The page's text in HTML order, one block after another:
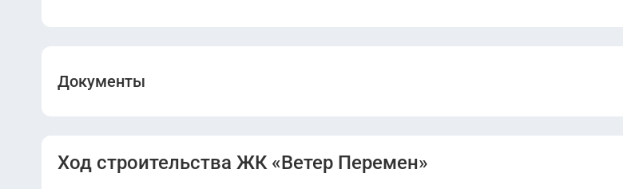
Документы
Ход строительства ЖК «Ветер Перемен»